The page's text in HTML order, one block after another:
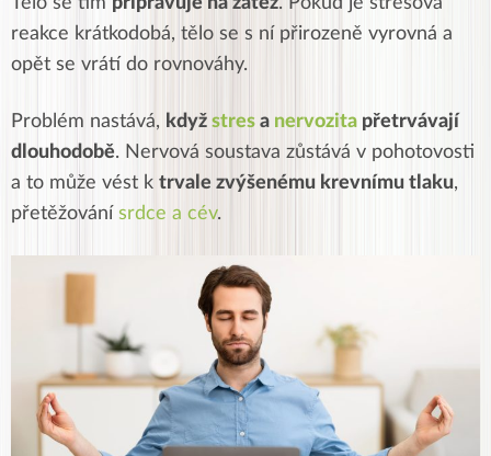
reakce krátkodobá, tělo se s ní přirozeně vyrovná a
opět se vrátí do rovnováhy.
Problém nastává, když stres a nervozita přetrvávají
dlouhodobě. Nervová soustava zůstává v pohotovosti
a to může vést k trvale zvýšenému krevnímu tlaku,
přetěžování srdce a cév.